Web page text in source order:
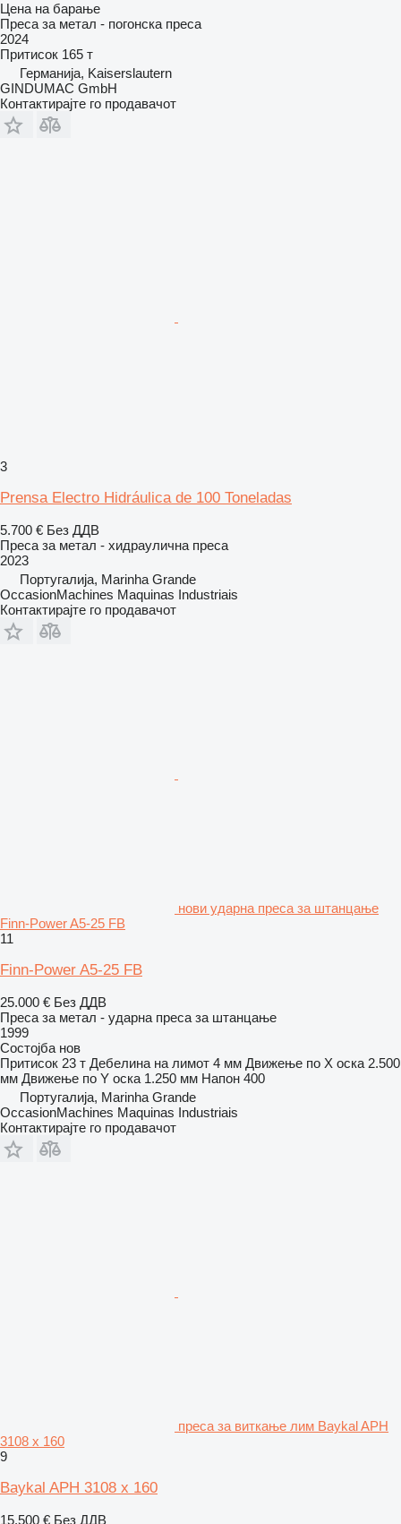
Цена на барање
Преса за метал - погонска преса
2024
Притисок 165 т
Германија, Kaiserslautern
GINDUMAC GmbH
Контактирајте го продавачот
3
Prensa Electro Hidráulica de 100 Toneladas
5.700 € Без ДДВ
Преса за метал - хидраулична преса
2023
Португалија, Marinha Grande
OccasionMachines Maquinas Industriais
Контактирајте го продавачот
нови ударна преса за штанцање
Finn-Power A5-25 FB
11
Finn-Power A5-25 FB
25.000 € Без ДДВ
Преса за метал - ударна преса за штанцање
1999
Состојба нов
Притисок 23 т Дебелина на лимот 4 мм Движење по Х оска 2.500
мм Движење по Y оска 1.250 мм Напон 400
Португалија, Marinha Grande
OccasionMachines Maquinas Industriais
Контактирајте го продавачот
преса за виткање лим Baykal APH
3108 x 160
9
Baykal APH 3108 x 160
15.500 € Без ДДВ